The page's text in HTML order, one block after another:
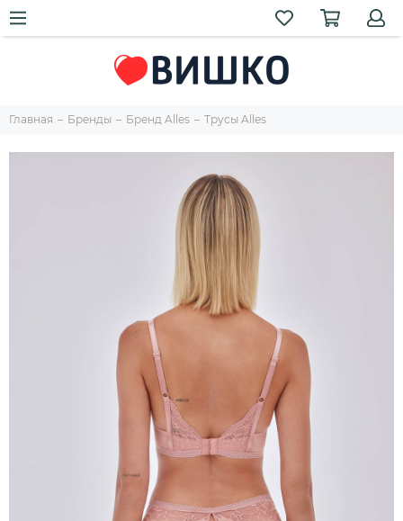
Главная Бренды Бренд Alles Трусы Alles